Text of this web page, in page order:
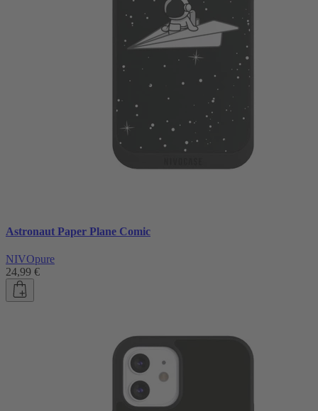
Astronaut Paper Plane Comic
NIVOpure
24,99 €